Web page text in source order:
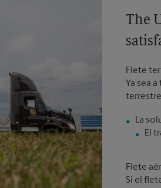
The
Flete
Ya sea
El
Flete
Si el